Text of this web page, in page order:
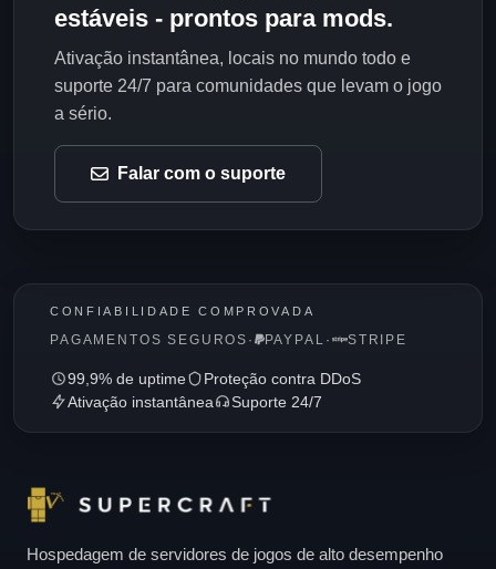
estáveis - prontos para mods.
Ativação instantânea, locais no mundo todo e
suporte 24/7 para comunidades que levam o jogo
a sério.
Falar com o suporte
CONFIABILIDADE COMPROVADA
PAGAMENTOS SEGUROS · PAYPAL · STRIPE
99,9% de uptime
Proteção contra DDoS
Ativação instantânea
Suporte 24/7
Hospedagem de servidores de jogos de alto desempenho